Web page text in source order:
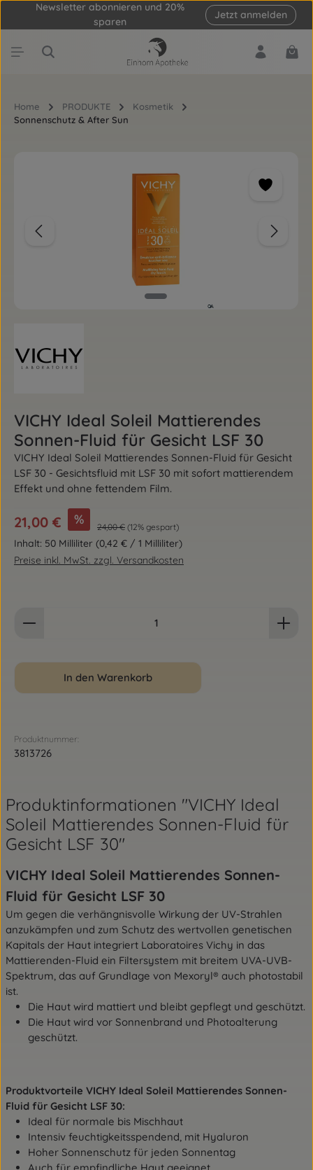
Zum Hauptinhalt springen
Newsletter abonnieren und 20%
sparen
Jetzt anmelden
Home PRODUKTE
Kosmetik
Sonnenschutz & After Sun
VICHY Ideal Soleil Mattierendes
Sonnen-Fluid für Gesicht LSF 30
VICHY Ideal Soleil Mattierendes Sonnen-Fluid für Gesicht
LSF 30 - Gesichtsfluid mit LSF 30 mit sofort mattierendem
Effekt und ohne fettendem Film.
Verkaufspreis:
21,00 € % Regulärer Preis:
24,00 € (12% gespart)
Inhalt: 50 Milliliter (0,42 € / 1 Milliliter)
Preise inkl. MwSt. zzgl. Versandkosten
In den Warenkorb
Produktnummer:
3813726
Produktinformationen "VICHY Ideal
Soleil Mattierendes Sonnen-Fluid für
Gesicht LSF 30"
VICHY Ideal Soleil Mattierendes Sonnen-
Fluid für Gesicht LSF 30
Um gegen die verhängnisvolle Wirkung der UV-Strahlen
anzukämpfen und zum Schutz des wertvollen genetischen
Kapitals der Haut integriert Laboratoires Vichy in das
Mattierenden-Fluid ein Filtersystem mit breitem UVA-UVB-
Spektrum, das auf Grundlage von Mexoryl® auch photostabil
ist.
Die Haut wird mattiert und bleibt gepflegt und geschützt.
Die Haut wird vor Sonnenbrand und Photoalterung
geschützt.
Produktvorteile VICHY Ideal Soleil Mattierendes Sonnen-
Fluid für Gesicht LSF 30:
Ideal für normale bis Mischhaut
Intensiv feuchtigkeitsspendend, mit Hyaluron
Hoher Sonnenschutz für jeden Sonnentag